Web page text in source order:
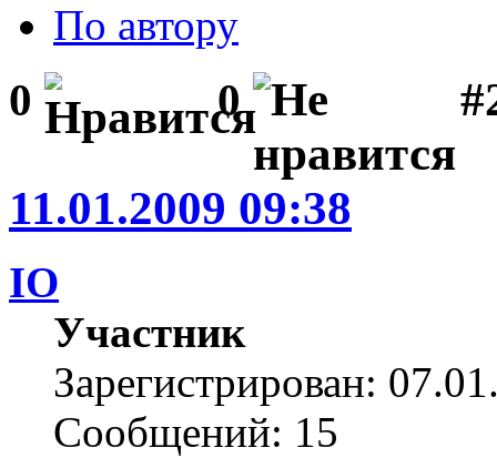
По автору
0 0
11.01.2009 09:38
IO
Участник
Зарегистрирован:
Сообщений: 15